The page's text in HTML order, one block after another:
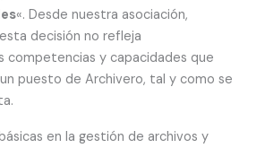
«. Desde nuestra asociación,
decisión no refleja
competencias y capacidades que
puesto de Archivero, tal y como se
en la gestión de archivos y